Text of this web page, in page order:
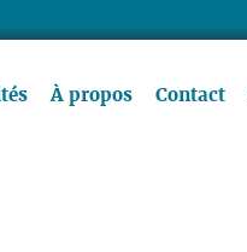
À propos Contact